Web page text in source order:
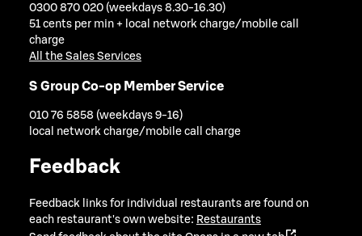
0300 870 020 (weekdays 8.30-16.30)
51 cents per min + local network charge/mobile call
charge
All the Sales Services
S Group Co-op Member Service
010 76 5858 (weekdays 9-16)
local network charge/mobile call charge
Feedback
Feedback links for individual restaurants are found on
each restaurant's own website: Restaurants